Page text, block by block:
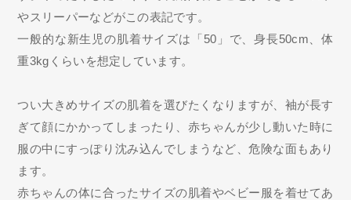
やスリーパーなどがこの表記です。
一般的な新生児の肌着サイズは「50」で、身長50cm、体
重3kgくらいを想定しています。
つい大きめサイズの肌着を選びたくなりますが、袖が長す
ぎて顔にかかってしまったり、赤ちゃんが少し動いた時に
服の中にすっぽり沈み込んでしまうなど、危険な面もあり
ます。
赤ちゃんの体に合ったサイズの肌着やベビー服を着せてあ